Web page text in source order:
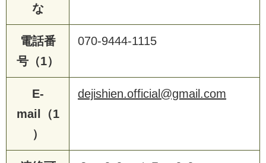
な
電話番
号（1）
070-9444-1115
E-
mail（1
）
dejishien.official@gmail.com